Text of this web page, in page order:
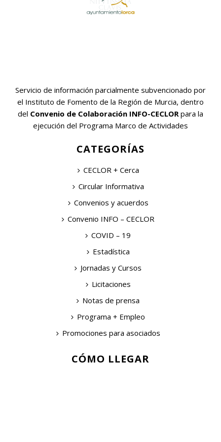
Servicio de información parcialmente subvencionado por
el Instituto de Fomento de la Región de Murcia, dentro
del Convenio de Colaboración INFO-CECLOR para la
ejecución del Programa Marco de Actividades
CATEGORÍAS
CECLOR + Cerca
Circular Informativa
Convenios y acuerdos
Convenio INFO – CECLOR
COVID – 19
Estadística
Jornadas y Cursos
Licitaciones
Notas de prensa
Programa + Empleo
Promociones para asociados
CÓMO LLEGAR